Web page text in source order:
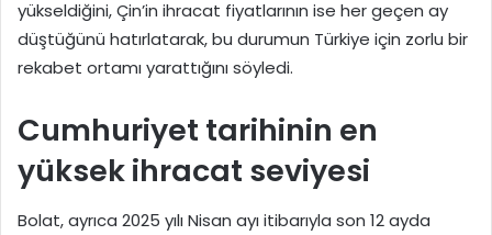
yükseldiğini, Çin’in ihracat fiyatlarının ise her geçen ay
düştüğünü hatırlatarak, bu durumun Türkiye için zorlu bir
rekabet ortamı yarattığını söyledi.
Cumhuriyet tarihinin en
yüksek ihracat seviyesi
Bolat, ayrıca 2025 yılı Nisan ayı itibarıyla son 12 ayda